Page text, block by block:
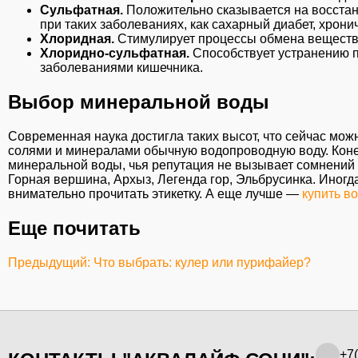
Сульфатная. Положительно сказывается на
при таких заболеваниях, как сахарный диабет,
Хлоридная. Стимулирует процессы обмена
Хлоридно-сульфатная. Способствует
заболеваниями кишечника.
Выбор минеральной воды
Современная наука достигла таких высот, что сейчас
солями и минералами обычную водопроводную воду.
минеральной воды, чья репутация не вызывает сомнений
Горная вершина, Архыз, Легенда гор, Эльбрусинка.
внимательно прочитать этикетку. А еще лучше — купить
Еще почитать
Предыдущий: Что выбрать: кулер или пурифайер?